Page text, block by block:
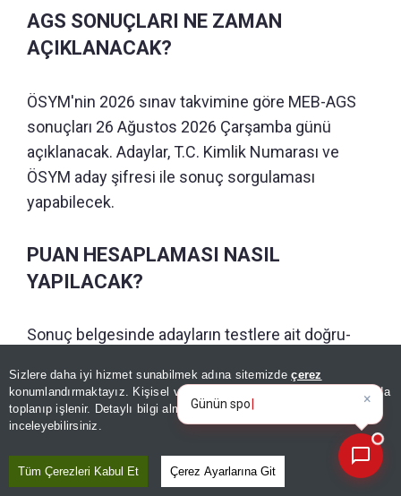
Sizlere daha iyi hizmet sunabilmek adına sitemizdeçerez
konumlandırmaktayız. Kişisel verileriniz, KVKK ve GDPR kapsamında
toplanıp işlenir. Detaylı bilgi almak içinAydınlatma Metnimizi
inceleyebilirsiniz.
Tüm Çerezleri Kabul Et Çerez Ayarlarına Git
AGS SONUÇLARI NE ZAMAN
AÇIKLANACAK?
ÖSYM'nin 2026 sınav takvimine göre MEB-AGS
sonuçları 26 Ağustos 2026 Çarşamba günü
açıklanacak. Adaylar, T.C. Kimlik Numarası ve
ÖSYM aday şifresi ile sonuç sorgulaması
yapabilecek.
PUAN HESAPLAMASI NASIL
YAPILACAK?
Sonuç belgesinde adayların testlere ait doğru-
yer alacak. Sonuçların açıklanmasının ardından
ayrıca fiziki belge gönderilmeyecek, tüm işlemler
elektronik ortam üzerinden gerçekleştirilecek.
AGS puanının yüzde 50'si ile ÖABT puanının
Günün spor, gündem ve
ekonomi gelişmelerini analiz e